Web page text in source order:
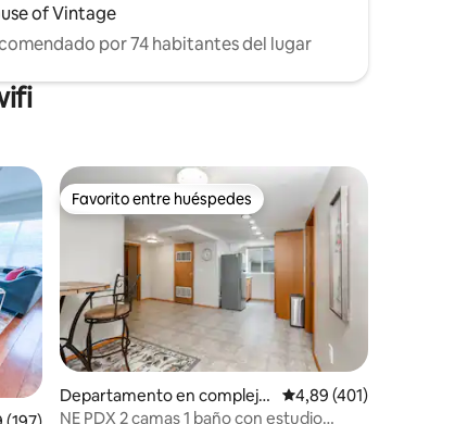
of Vintage
por 74 habitantes del lugar
Favorito entre huéspedes
Favorito entre huéspedes
Departamento en complejo
residencial en North Portlan
Calificación promedio:
4,89 (401)
NE PDX 2 camas 1 baño con estudio